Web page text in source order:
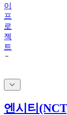
이
프
로
젝
트
엔시티